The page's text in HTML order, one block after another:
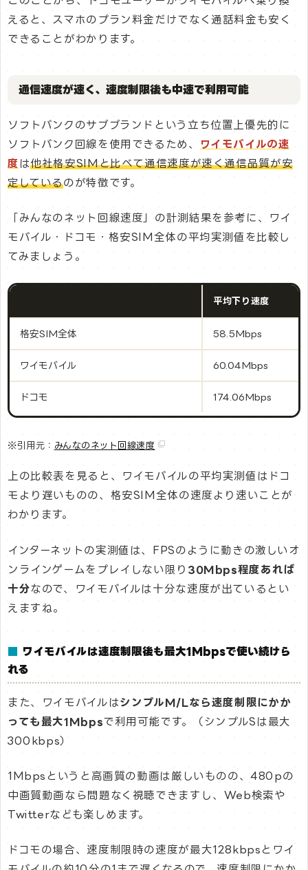
えると、スマホのプラン料金だけでなく通話料金も安く
できることがわかります。
通信速度が速く、速度制限後も中速で利用可能
ソフトバンクのサブブランドという立ち位置上優先的に
ソフトバンク回線を使用できるため、
ワイモバイルの速
度 は他社格安SIMと比べて通信速度が速く通信品質が安
定しているのが特徴です。
「みんなのネット回線速度」の計測結果を参考に、ワイ
モバイル・ドコモ・格安SIM全体の平均実測値を比較し
てみましょう。
平均下り速度
格安SIM全体 58.5Mbps
ワイモバイル 60.04Mbps
ドコモ 174.06Mbps
※引用元： みんなのネット回線速度
上の比較表を見ると、ワイモバイルの平均実測値はドコ
モより遅いものの、格安SIM全体の速度より速いことが
わかります。
インターネットの実測値は、FPSのように動きの激しいオ
ンラインゲームをプレイしない限り 30Mbps程度あれば
十分なので、ワイモバイルは十分な速度が出ているとい
えますね。
ワイモバイルは速度制限後も最大1Mbpsで使い続けら
れる
また、ワイモバイルはシンプルM/Lなら速度制限にかか
っても最大1Mbpsで利用可能です。（シンプルSは最大
300kbps）
1Mbpsというと高画質の動画は厳しいものの、480pの
中画質動画なら問題なく視聴できますし、Web検索や
Twitterなども楽しめます。
ドコモの場合、速度制限時の速度が最大128kbpsとワイ